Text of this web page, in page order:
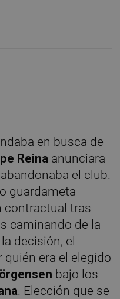
en busca de
Reina anunciara
el club.
guardameta
contractual tras
caminando de la
decisión, el
era el elegido
bajo los
. Elección que se